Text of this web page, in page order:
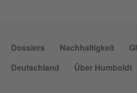
Dossiers Nachhaltigkeit
Deutschland
Über Humboldt